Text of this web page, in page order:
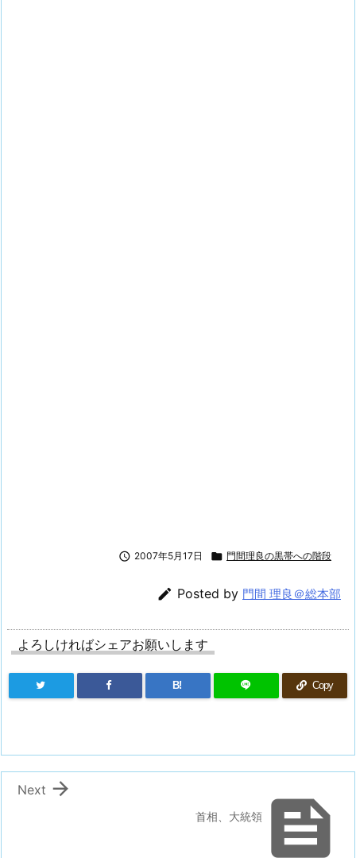
 2007年5月17日  門間理良の黒帯への階段
 Posted by 門間 理良＠総本部
よろしければシェアお願いします
B! Copy

首相、大統領

Next